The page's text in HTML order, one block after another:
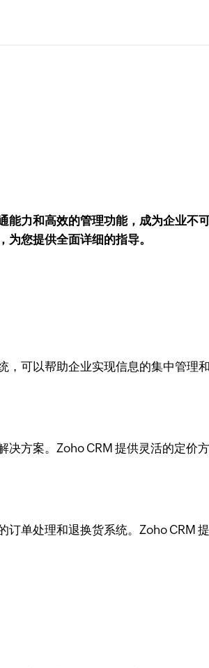
能力和高效的管理功能，成为企业不
您提供全面详细的指导。
，可以帮助企业实现信息的集中管理
方案。Zoho CRM 提供灵活的定价
单处理和退换货系统。Zoho CRM